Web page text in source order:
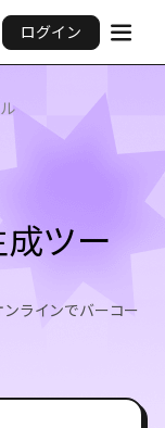
ログイン
ツー
ラインでバーコー